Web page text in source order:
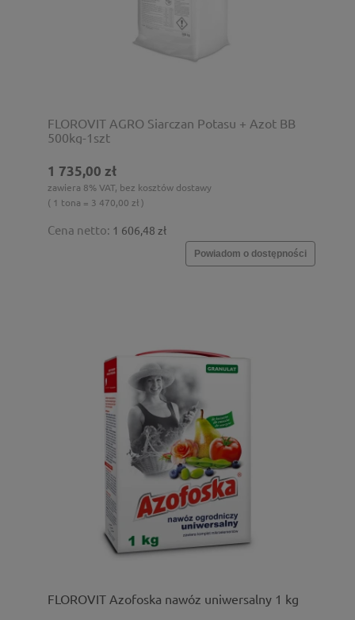
FLOROVIT AGRO Siarczan Potasu + Azot BB
500kg-1szt
1 735,00 zł
zawiera 8% VAT, bez kosztów dostawy
( 1 tona = 3 470,00 zł )
Cena netto: 1 606,48 zł
Powiadom o dostępności
FLOROVIT Azofoska nawóz uniwersalny 1 kg